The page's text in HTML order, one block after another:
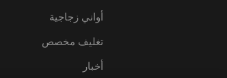
أواني زجاجية
تغليف مخصص
أخبار